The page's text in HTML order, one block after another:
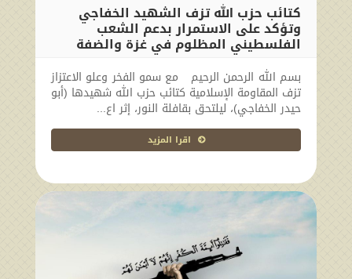
كتائب حزب الله تزف الشهيد الخفاجي
وتؤكد على الاستمرار بدعم الشعب
الفلسطيني المظلوم في غزة والضفة
2024-09-20 14:57:28
بسم الله الرحمن الرحيم مع سمو الفخر وعلو الاعتزاز
تزف المقاومة الإسلامية كتائب حزب الله شهيدها (أبو
حيدر الخفاجي)، ليلتحق بقافلة النور، إثر اع...
اقرا المزيد